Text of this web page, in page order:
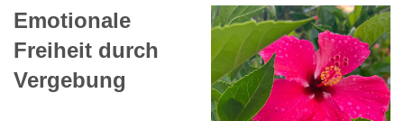
Emotionale
Freiheit durch
Vergebung